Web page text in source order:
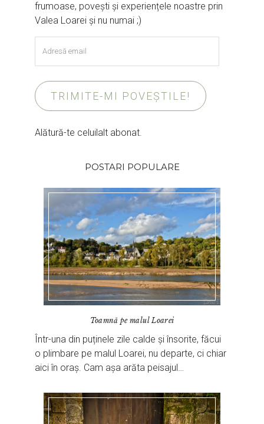
frumoase, povești și experiențele noastre prin
Valea Loarei și nu numai ;)
email
TRIMITE-MI POVEȘTILE!
Alătură-te celuilalt abonat.
POSTARI POPULARE
Toamnă pe malul Loarei
Într-una din puținele zile calde și însorite, făcui
o plimbare pe malul Loarei, nu departe, ci chiar
aici în oraș. Cam așa arăta peisajul…